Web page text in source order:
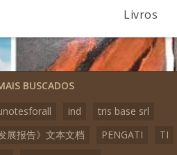
Livros
BUSCADOS
ind
tris base srl
展报告》文本文档
PENGATI
TI